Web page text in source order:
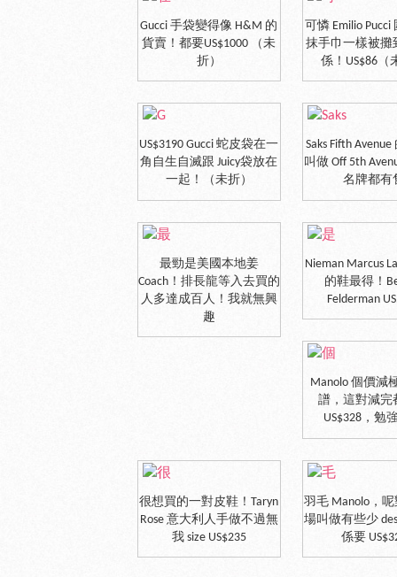
Gucci 手袋變得像 H&M 的
貨賣！都要US$1000 （未
折）
可憐 Emilio
抹手巾一樣被攤
係！US$86（
US$3190 Gucci 蛇皮袋在一
角自生自滅跟 Juicy袋放在
一起！（未折）
Saks Fifth
叫做 Off 5th
名牌都有
最勁是美國本地姜
Coach！排長龍等入去買的
人多達成百人！我就無興
趣
Nieman Marcus
的鞋最得！
Felderman
Manolo 個價減
譜，這對減完
US$328，勉
很想買的一對皮鞋！Taryn
Rose 意大利人手做不過無
我 size US$235
羽毛 Manolo，
場叫做有些少
係要